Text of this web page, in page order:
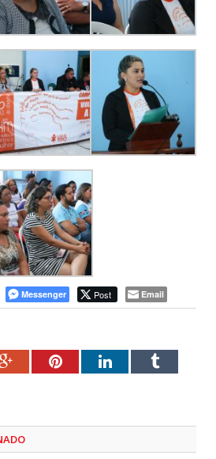
Messenger Post Email
Google+PinterestLinkedInTumblr